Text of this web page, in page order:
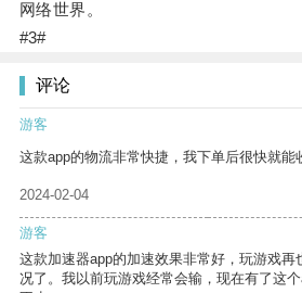
网络世界。
#3#
评论
游客
这款app的物流非常快捷，我下单后很快就能
2024-02-04
游客
这款加速器app的加速效果非常好，玩游戏
况了。我以前玩游戏经常会输，现在有了这